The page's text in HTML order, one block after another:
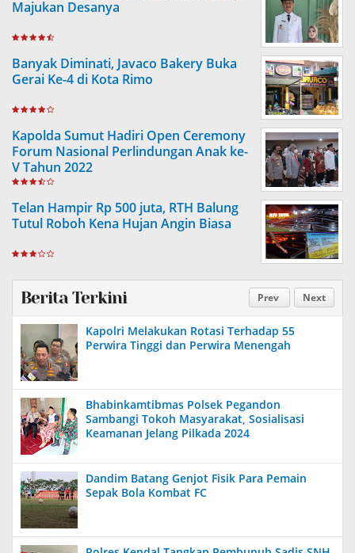
Majukan Desanya
Banyak Diminati, Javaco Bakery Buka
Gerai Ke-4 di Kota Rimo
Kapolda Sumut Hadiri Open Ceremony
Forum Nasional Perlindungan Anak ke-
V Tahun 2022
Telan Hampir Rp 500 juta, RTH Balung
Tutul Roboh Kena Hujan Angin Biasa
Prev Next
Berita Terkini
Kapolri Melakukan Rotasi Terhadap 55
Perwira Tinggi dan Perwira Menengah
Bhabinkamtibmas Polsek Pegandon
Sambangi Tokoh Masyarakat, Sosialisasi
Keamanan Jelang Pilkada 2024
Dandim Batang Genjot Fisik Para Pemain
Sepak Bola Kombat FC